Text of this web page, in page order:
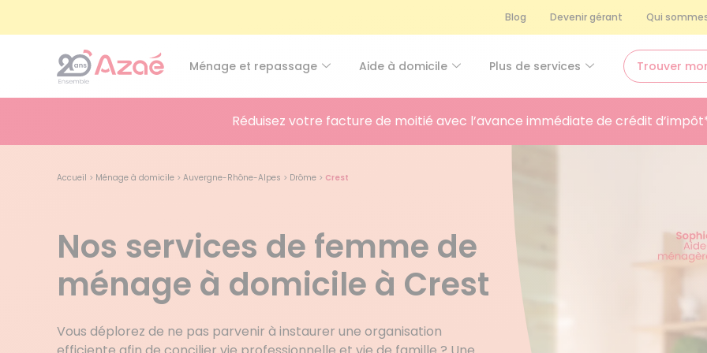
Blog Devenir gérant Qui
Ménage et repassage Aide à domicile Plus de services Trouver
Réduisez votre facture de moitié avec l’avance immédiate de crédit
Accueil > Ménage à domicile > Auvergne-Rhône-Alpes > Drôme > Crest
Nos services de femme de
ménage à domicile à Crest
Vous déplorez de ne pas parvenir à instaurer une organisation